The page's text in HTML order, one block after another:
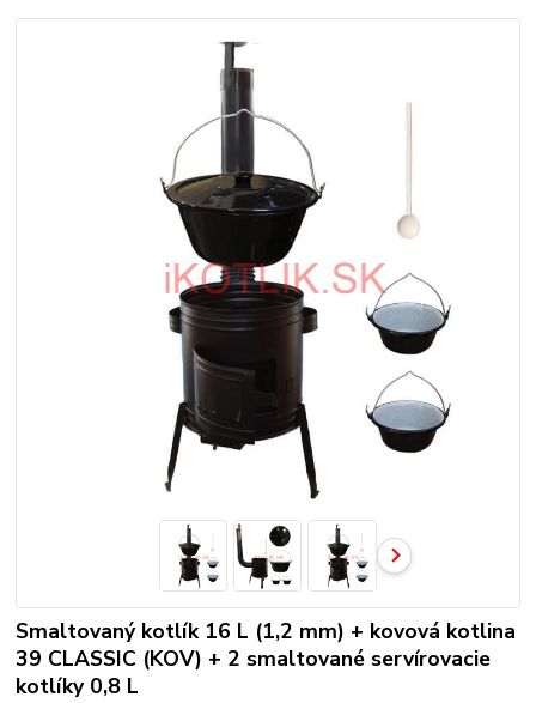
Smaltovaný kotlík 16 L (1,2 mm) + kovová kotlina
39 CLASSIC (KOV) + 2 smaltované servírovacie
kotlíky 0,8 L